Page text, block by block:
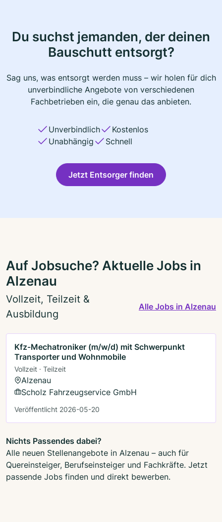
Du suchst jemanden, der deinen
Bauschutt entsorgt?
Sag uns, was entsorgt werden muss – wir holen für dich
unverbindliche Angebote von verschiedenen
Fachbetrieben ein, die genau das anbieten.
Unverbindlich
Kostenlos
Unabhängig
Schnell
Jetzt Entsorger finden
Auf Jobsuche? Aktuelle Jobs in
Alzenau
Vollzeit, Teilzeit &
Ausbildung
Alle Jobs in Alzenau
Kfz-Mechatroniker (m/w/d) mit Schwerpunkt
Transporter und Wohnmobile
Vollzeit · Teilzeit
Alzenau
Scholz Fahrzeugservice GmbH
Veröffentlicht 2026-05-20
Nichts Passendes dabei?
Alle neuen Stellenangebote in Alzenau – auch für
Quereinsteiger, Berufseinsteiger und Fachkräfte. Jetzt
passende Jobs finden und direkt bewerben.